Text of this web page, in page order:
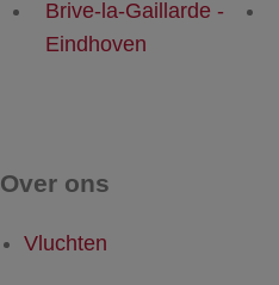
Brive-la-Gaillarde -
Eindhoven
Over ons
Vluchten